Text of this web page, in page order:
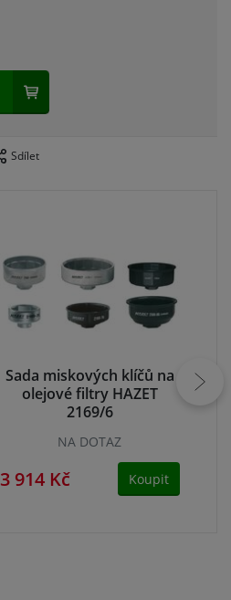
Sdílet
Sada miskových klíčů na
olejové filtry HAZET
2169/6
NA DOTAZ
3 914 Kč Koupit